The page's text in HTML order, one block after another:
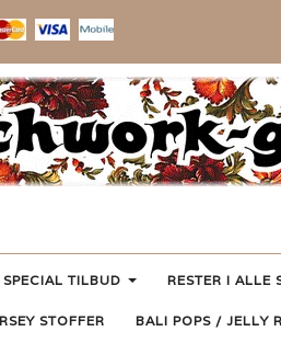
TILBUD RESTER I ALLE
STOFFER BALI POPS / JELLY